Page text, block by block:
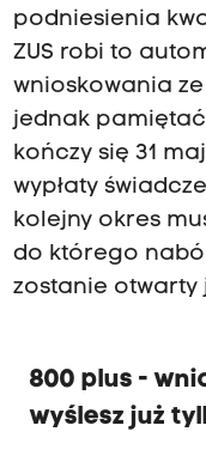
podniesienia
ZUS robi to
wnioskowania
jednak
kończy się 31
wypłaty
kolejny okres
do którego
zostanie otwarty
800 plus -
wyślesz już